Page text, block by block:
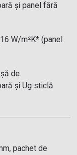
și panel fără
W/m²K* (panel
de
și Ug sticlă
pachet de